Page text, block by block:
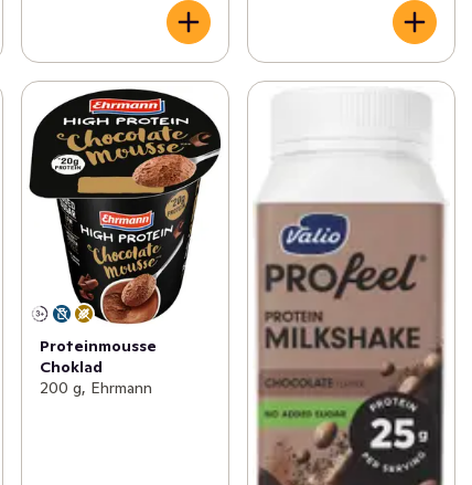
Proteinmousse
Choklad
200 g, Ehrmann